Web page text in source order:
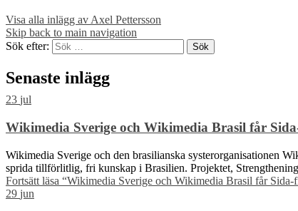
Visa alla inlägg av Axel Pettersson
Skip back to main navigation
Sök efter:
Senaste inlägg
23 jul
Wikimedia Sverige och Wikimedia Brasil får
Wikimedia Sverige och den brasilianska systerorganisationen
sprida tillförlitlig, fri kunskap i Brasilien. Projektet,
Fortsätt läsa “Wikimedia Sverige och Wikimedia Brasil får
29 jun